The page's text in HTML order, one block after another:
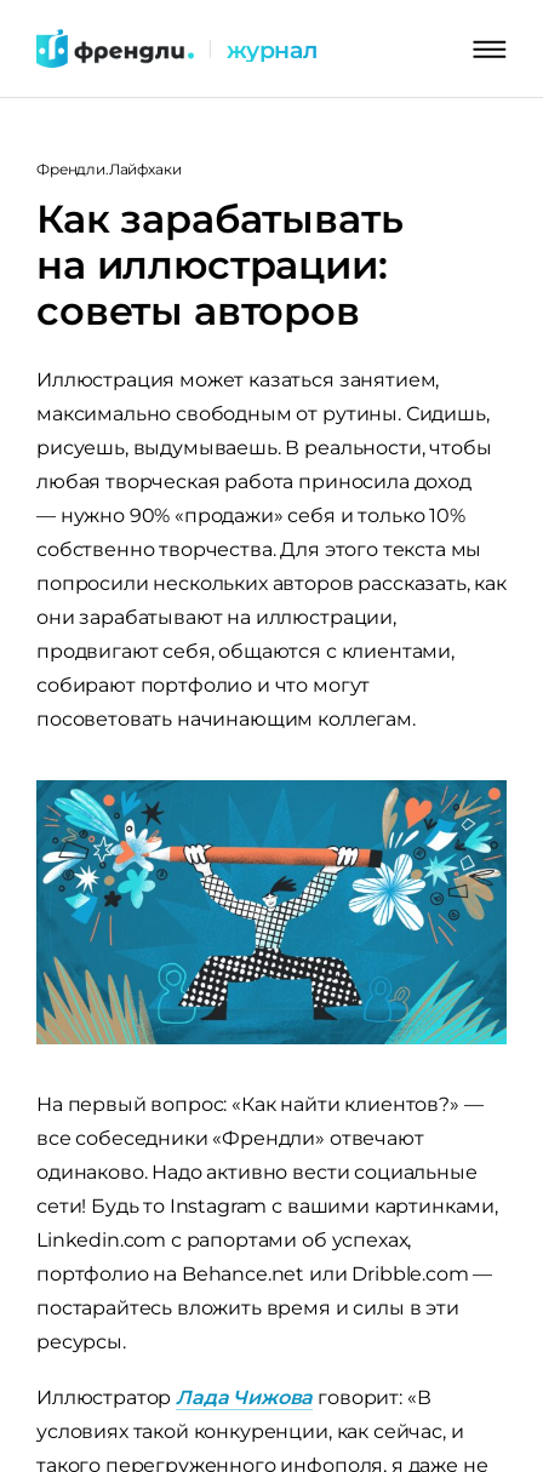
| журнал
Френдли.Лайфхаки
Как зарабатывать
на иллюстрации:
советы авторов
Иллюстрация может казаться занятием,
максимально свободным от рутины. Сидишь,
рисуешь, выдумываешь. В реальности, чтобы
любая творческая работа приносила доход
— нужно 90% «продажи» себя и только 10%
собственно творчества. Для этого текста мы
попросили нескольких авторов рассказать, как
они зарабатывают на иллюстрации,
продвигают себя, общаются с клиентами,
собирают портфолио и что могут
посоветовать начинающим коллегам.
На первый вопрос: «Как найти клиентов?» —
все собеседники «Френдли» отвечают
одинаково. Надо активно вести социальные
сети! Будь то Instagram с вашими картинками,
Linkedin.com с рапортами об успехах,
портфолио на Behance.net или Dribble.com —
постарайтесь вложить время и силы в эти
ресурсы.
ИллюстраторЛада Чижова говорит: «В
условиях такой конкуренции, как сейчас, и
такого перегруженного инфополя, я даже не